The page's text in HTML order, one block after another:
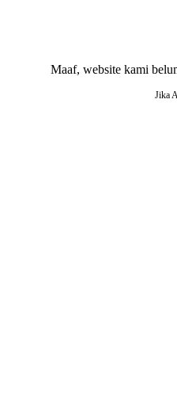
Maaf, website kami
Jika